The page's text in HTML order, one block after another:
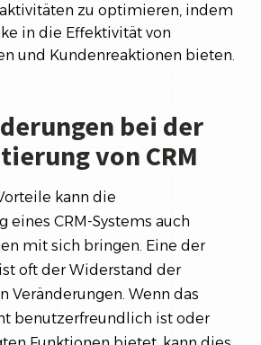
zu optimieren, indem
in die Effektivität von
und Kundenreaktionen bieten.
bei der
von CRM
kann die
CRM-Systems auch
mit sich bringen. Eine der
oft der Widerstand der
Veränderungen. Wenn das
benutzerfreundlich ist oder